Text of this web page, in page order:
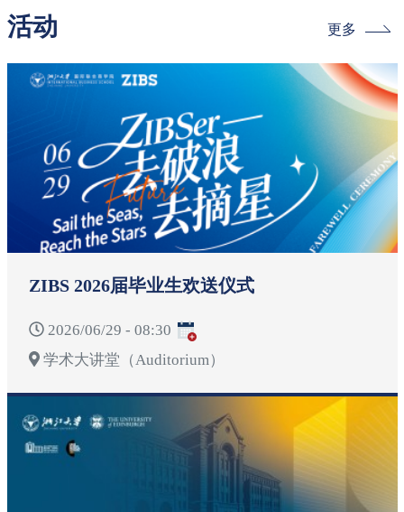
活动 更多
ZIBS 2026届毕业生欢送仪式
2026/06/29 - 08:30
学术大讲堂（Auditorium）